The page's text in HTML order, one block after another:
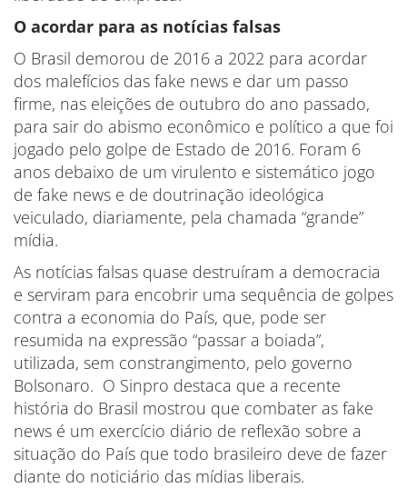
O acordar para as notícias falsas
O Brasil demorou de 2016 a 2022 para acordar
dos malefícios das fake news e dar um passo
firme, nas eleições de outubro do ano passado,
para sair do abismo econômico e político a que foi
jogado pelo golpe de Estado de 2016. Foram 6
anos debaixo de um virulento e sistemático jogo
de fake news e de doutrinação ideológica
veiculado, diariamente, pela chamada “grande”
mídia.
As notícias falsas quase destruíram a democracia
e serviram para encobrir uma sequência de golpes
contra a economia do País, que, pode ser
resumida na expressão “passar a boiada”,
utilizada, sem constrangimento, pelo governo
Bolsonaro. O Sinpro destaca que a recente
história do Brasil mostrou que combater as fake
news é um exercício diário de reflexão sobre a
situação do País que todo brasileiro deve de fazer
diante do noticiário das mídias liberais.